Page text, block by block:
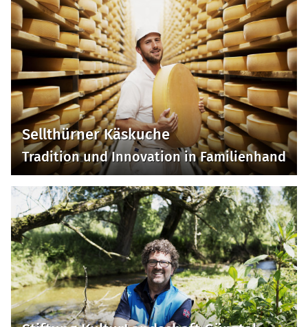
Sellthürner Käskuche
Tradition und Innovation in Familienhand